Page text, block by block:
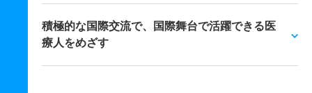
積極的な国際交流で、国際舞台で活躍できる医
療人をめざす